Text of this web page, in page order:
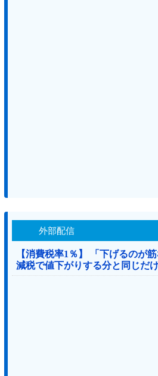
外部配信
【消費税率1％】 「下げるのが
減税で値下がりする分と同じだ
価格を変えない店も